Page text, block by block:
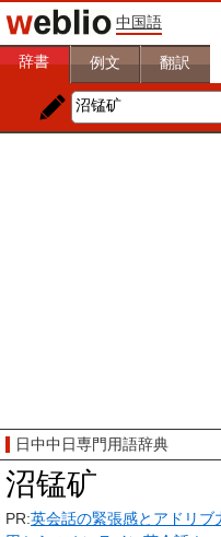
中国語
辞書 例文 翻訳
日中中日専門用語辞典
沼锰矿
PR:英会話の緊張感とアドリ